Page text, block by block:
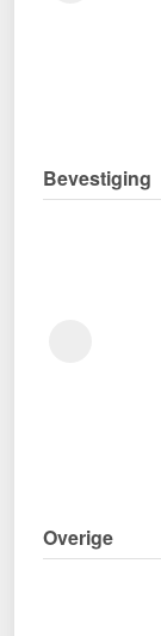
Bevestiging
Overige